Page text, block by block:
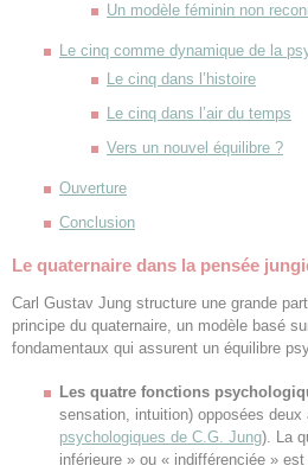
Un modèle féminin non
Le cinq comme dynamique de la
Le cinq dans l’histoire
Le cinq dans l’air du temps
Vers un nouvel équilibre ?
Ouverture
Conclusion
Le quaternaire dans la pensée
Carl Gustav Jung structure une grande
principe du quaternaire, un modèle basé
fondamentaux qui assurent un équilibre
Les quatre fonctions
sensation, intuition) opposées deux
psychologiques de C.G. Jung). La
inférieure » ou « indifférenciée »